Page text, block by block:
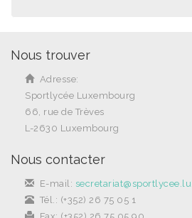
Nous trouver
Adresse:
Sportlycée Luxembourg
66, rue de Trèves
L-2630 Luxembourg
Nous contacter
E-mail: secretariat@sportlycee.lu
Tél.: (+352) 26 75 05 1